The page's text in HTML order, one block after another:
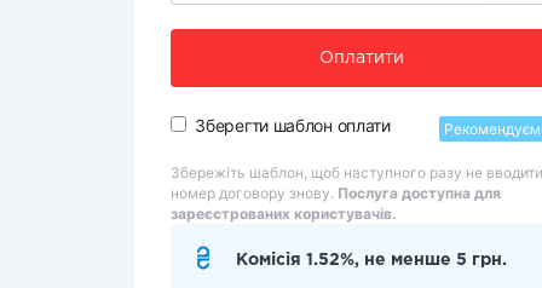
Оплатити
Зберегти шаблон оплати
Збережіть шаблон, щоб наступного разу не вводити
номер договору знову. Послуга доступна для
зареєстрованих користувачів.
Комісія 1.52%, не менше 5 грн.